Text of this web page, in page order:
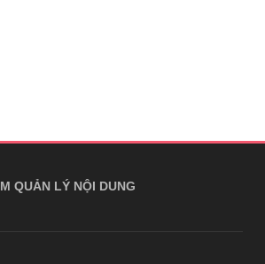
QUẢN LÝ NỘI DUNG